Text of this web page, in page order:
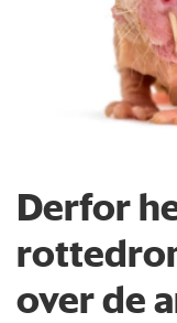
Derfor
over de